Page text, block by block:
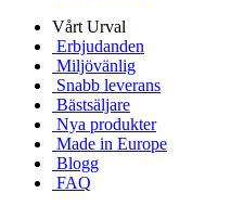
Vårt Urval
Erbjudanden
Miljövänlig
Snabb leverans
Bästsäljare
Nya produkter
Made in Europe
Blogg
FAQ